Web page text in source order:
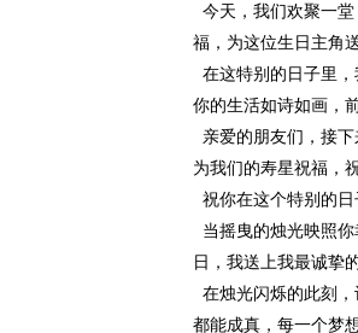
今天，我们欢聚一
福，为这位生日主角
在这特别的日子里
你的生活如诗如画，
亲爱的朋友们，接
为我们的寿星祝福，
祝你在这个特别的
当摇曳的烛光映照
日，我送上我最诚挚
在烛光闪烁的此刻
都能成真，每一个梦